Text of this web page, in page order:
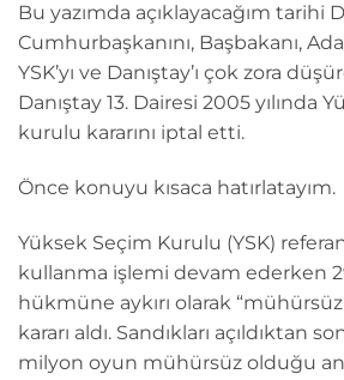
Bu yazımda açıklayacağım tarihi
Cumhurbaşkanını, Başbakanı,
YSK’yı ve Danıştay’ı çok zora
Danıştay 13. Dairesi 2005 yılında
kurulu kararını iptal etti.
Önce konuyu kısaca hatırlatayım.
Yüksek Seçim Kurulu (YSK)
kullanma işlemi devam ederken
hükmüne aykırı olarak
kararı aldı. Sandıkları açıldıktan
milyon oyun mühürsüz olduğu